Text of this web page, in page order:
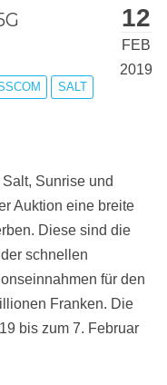
12
FEB
2019
SALT
Sunrise und
Auktion eine breite
Diese sind die
schnellen
für den
Franken. Die
bis zum 7. Februar